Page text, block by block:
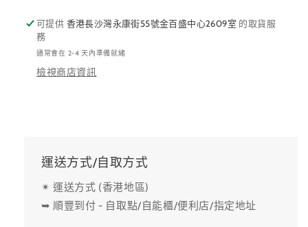
可提供 香港長沙灣永康街55號金百盛中心2609室 的取貨服
務
通常會在 2-4 天內準備就緒
檢視商店資訊
運送方式/自取方式
✴ 運送方式 (香港地區)
➥ 順豐到付 - 自取點/自能櫃/便利店/指定地址